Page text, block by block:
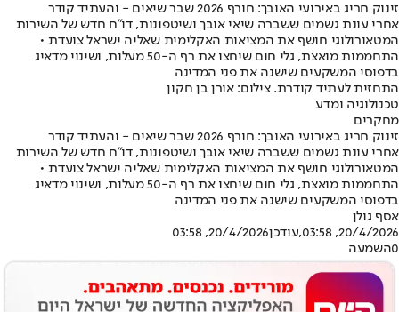
זינוק חריג באירועי האובך: חורף 2026 שבר שיאים - והעתיד קודר
אחרי עונת גשמים ששברה שיאי אובך ושיטפונות, דו"ח חדש של השירות
המטאורולוגי חושף את המציאות האקלימית שאליה ישראל צועדת •
התחממות מואצת, גלי חום שיחצו את רף ה-50 מעלות, ושינוי מדאיג
בדפוסי המשקעים שישנה את פני המדינה
התחזית לעתיד קודרת. צילום: אורן בן חקון
טכנולוגיה ומדע
מחקרים
זינוק חריג באירועי האובך: חורף 2026 שבר שיאים - והעתיד קודר
אחרי עונת גשמים ששברה שיאי אובך ושיטפונות, דו"ח חדש של השירות
המטאורולוגי חושף את המציאות האקלימית שאליה ישראל צועדת •
התחממות מואצת, גלי חום שיחצו את רף ה-50 מעלות, ושינוי מדאיג
בדפוסי המשקעים שישנה את פני המדינה
אסף גולן
20/4/2026, 03:58
,עודכן20/4/2026, 03:58
0השמעה